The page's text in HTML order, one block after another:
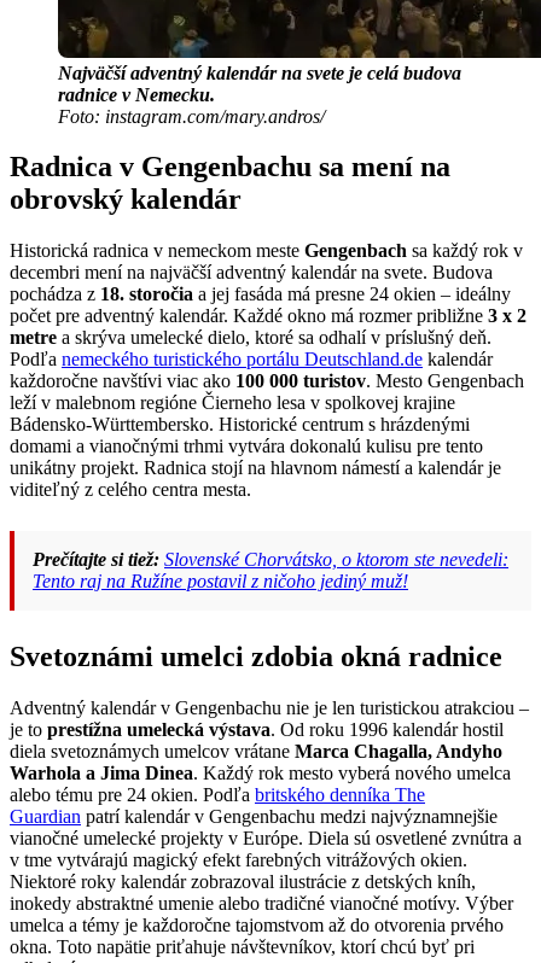
Najväčší adventný kalendár na svete je celá budova
radnice v Nemecku.
Foto: instagram.com/mary.andros/
Radnica v Gengenbachu sa mení na
obrovský kalendár
Historická radnica v nemeckom meste Gengenbach sa každý rok v
decembri mení na najväčší adventný kalendár na svete. Budova
pochádza z 18. storočia a jej fasáda má presne 24 okien – ideálny
počet pre adventný kalendár. Každé okno má rozmer približne 3 x 2
metre a skrýva umelecké dielo, ktoré sa odhalí v príslušný deň.
Podľa nemeckého turistického portálu Deutschland.de kalendár
každoročne navštívi viac ako 100 000 turistov. Mesto Gengenbach
leží v malebnom regióne Čierneho lesa v spolkovej krajine
Bádensko-Württembersko. Historické centrum s hrázdenými
domami a vianočnými trhmi vytvára dokonalú kulisu pre tento
unikátny projekt. Radnica stojí na hlavnom námestí a kalendár je
viditeľný z celého centra mesta.
Prečítajte si tiež: Slovenské Chorvátsko, o ktorom ste nevedeli:
Tento raj na Ružíne postavil z ničoho jediný muž!
Svetoznámi umelci zdobia okná radnice
Adventný kalendár v Gengenbachu nie je len turistickou atrakciou –
je to prestížna umelecká výstava. Od roku 1996 kalendár hostil
diela svetoznámych umelcov vrátane Marca Chagalla, Andyho
Warhola a Jima Dinea. Každý rok mesto vyberá nového umelca
alebo tému pre 24 okien. Podľa britského denníka The
Guardian patrí kalendár v Gengenbachu medzi najvýznamnejšie
vianočné umelecké projekty v Európe. Diela sú osvetlené zvnútra a
v tme vytvárajú magický efekt farebných vitrážových okien.
Niektoré roky kalendár zobrazoval ilustrácie z detských kníh,
inokedy abstraktné umenie alebo tradičné vianočné motívy. Výber
umelca a témy je každoročne tajomstvom až do otvorenia prvého
okna. Toto napätie priťahuje návštevníkov, ktorí chcú byť pri